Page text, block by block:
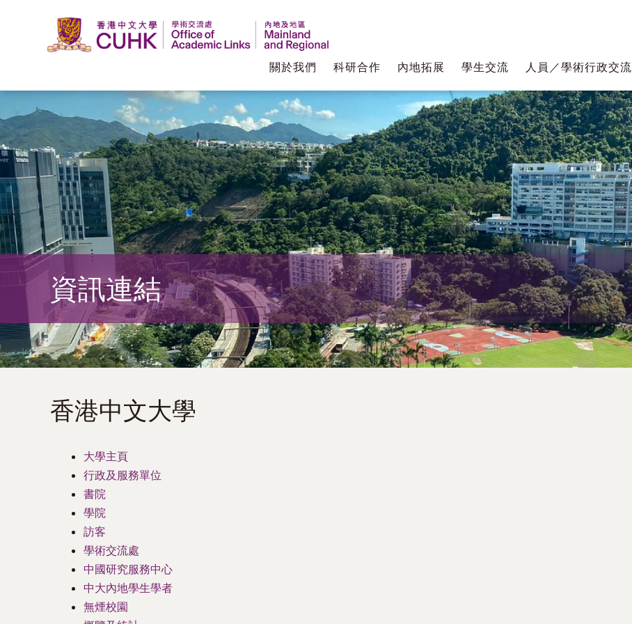
關於我們 科研合作 內地拓展 學生交流 人員／學術行政交流
香
港
中
文
大
學
學
術
交
資訊連結
香港中文大學
大學主頁
行政及服務單位
書院
學院
訪客
學術交流處
中國研究服務中心
中大內地學生學者
無煙校園